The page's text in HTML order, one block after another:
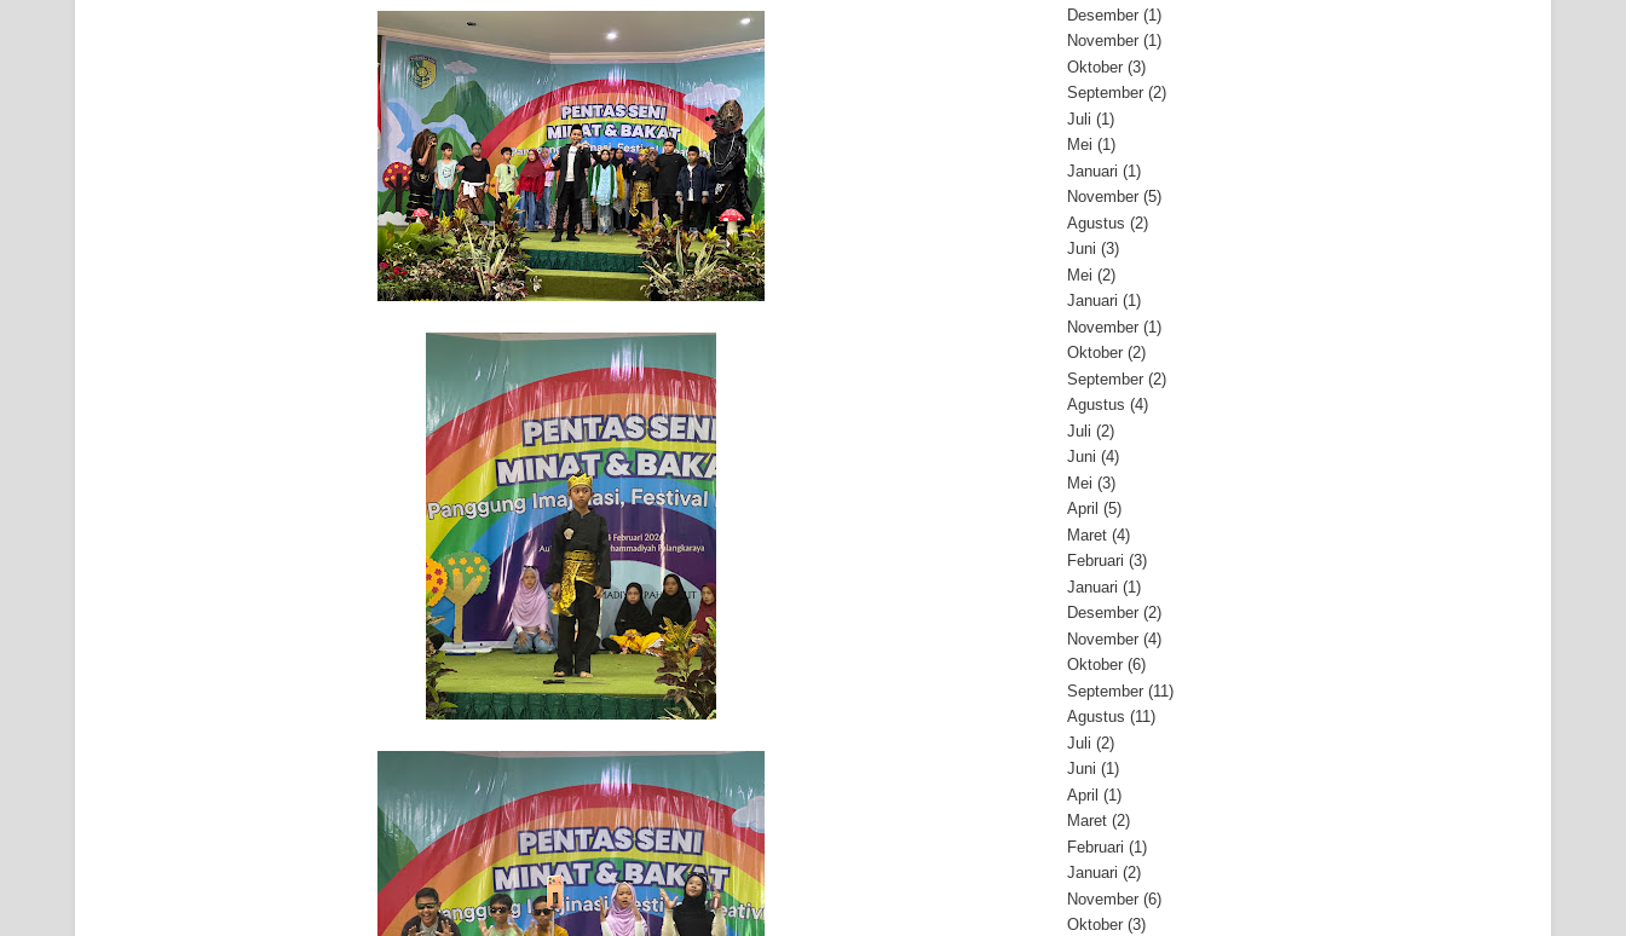
Desember (1)
November (1)
Oktober (3)
September (2)
Juli (1)
Mei (1)
Januari (1)
November (5)
Agustus (2)
Juni (3)
Mei (2)
Januari (1)
November (1)
Oktober (2)
September (2)
Agustus (4)
Juli (2)
Juni (4)
Mei (3)
April (5)
Maret (4)
Februari (3)
Januari (1)
Desember (2)
November (4)
Oktober (6)
September (11)
Agustus (11)
Juli (2)
Juni (1)
April (1)
Maret (2)
Februari (1)
Januari (2)
November (6)
Oktober (3)